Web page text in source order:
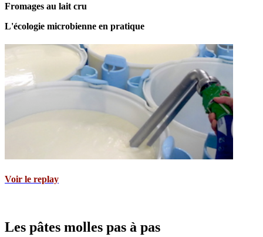
Fromages au lait cru
L'écologie microbienne en pratique
Voir le replay
Les pâtes molles pas à pas